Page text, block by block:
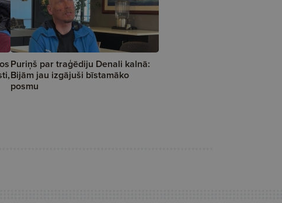
Puriņš par traģēdiju Denali kalnā:
Bijām jau izgājuši bīstamāko
posmu